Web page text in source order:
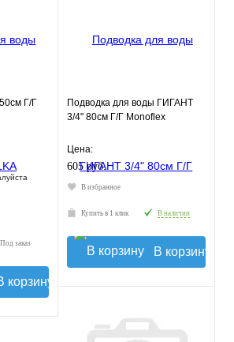
Г/Г
Под заказ
корзину
Подводка для воды ГИГАНТ
3/4" 80см Г/Г Monoflex
Цена:
605 руб.
В избранное
Купить в 1 клик В наличии
В корзину